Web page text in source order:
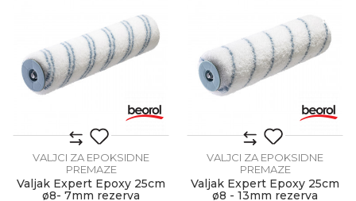
VALJCI ZA EPOKSIDNE
PREMAZE
Valjak Expert Epoxy 25cm
ø8- 7mm rezerva
VALJCI ZA EPOKSIDNE
PREMAZE
Valjak Expert Epoxy 25cm
ø8 - 13mm rezerva